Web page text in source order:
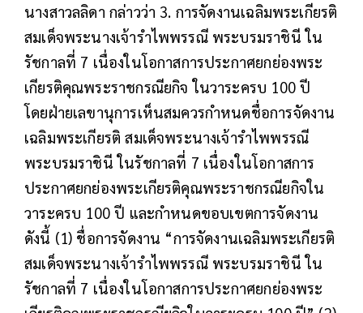
นางสาวลลิดา กล่าวว่า 3. การจัดงานเฉลิมพระเกียรติ
สมเด็จพระนางเจ้ารำไพพรรณี พระบรมราชินี ใน
รัชกาลที่ 7 เนื่องในโอกาสการประกาศยกย่องพระ
เกียรติคุณพระราชกรณียกิจ ในวาระครบ 100 ปี
โดยฝ่ายเลขานุการเห็นสมควรกำหนดชื่อการจัดงาน
เฉลิมพระเกียรติ สมเด็จพระนางเจ้ารำไพพรรณี
พระบรมราชินี ในรัชกาลที่ 7 เนื่องในโอกาสการ
ประกาศยกย่องพระเกียรติคุณพระราชกรณียกิจใน
วาระครบ 100 ปี และกำหนดขอบเขตการจัดงาน
ดังนี้ (1) ชื่อการจัดงาน “การจัดงานเฉลิมพระเกียรติ
สมเด็จพระนางเจ้ารำไพพรรณี พระบรมราชินี ใน
รัชกาลที่ 7 เนื่องในโอกาสการประกาศยกย่องพระ